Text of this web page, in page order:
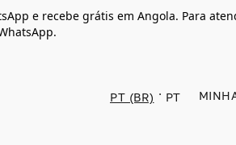
e recebe grátis em Angola. Para
PT (BR) PT